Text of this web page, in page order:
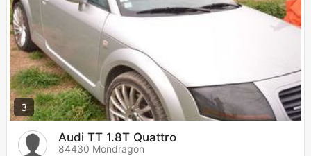
3
Audi TT 1.8T Quattro
84430 Mondragon